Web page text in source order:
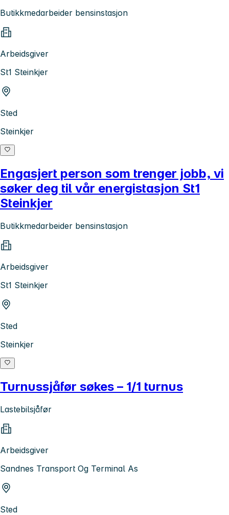
Butikkmedarbeider bensinstasjon
Arbeidsgiver
St1 Steinkjer
Sted
Steinkjer
Engasjert person som trenger jobb, vi
søker deg til vår energistasjon St1
Steinkjer
Butikkmedarbeider bensinstasjon
Arbeidsgiver
St1 Steinkjer
Sted
Steinkjer
Turnussjåfør søkes – 1/1 turnus
Lastebilsjåfør
Arbeidsgiver
Sandnes Transport Og Terminal As
Sted